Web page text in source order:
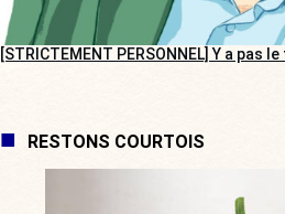
[STRICTEMENT PERSONNEL] Y a pas le
RESTONS COURTOIS